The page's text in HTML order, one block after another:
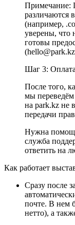
Примечание:
различаются
(например,
уверены, что
готовы
Шаг 3:
После того,
мы переведём
на park.kz не
передачи
Нужна
служба
ответить на
Как работает
Сразу после
почте. В нем
нетто), а